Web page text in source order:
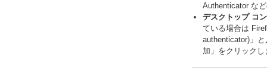
Authenticator な
デスクトップ コ
ている場合は
authenticator)」
加」をクリックし